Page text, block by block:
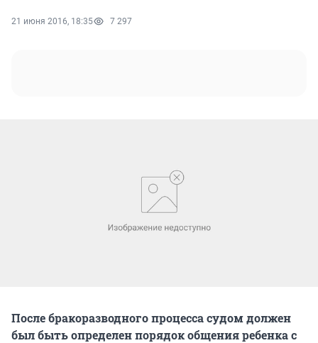
21 июня 2016, 18:35 7 297
После бракоразводного процесса судом должен
был быть определен порядок общения ребенка с